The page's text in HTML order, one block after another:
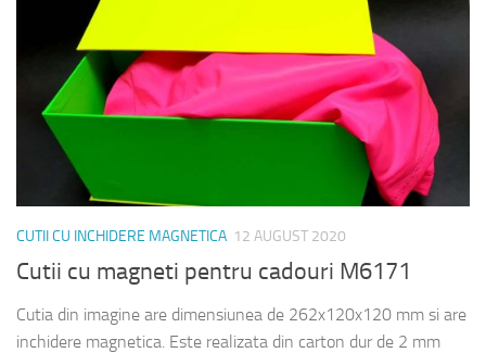
CUTII CU INCHIDERE MAGNETICA 12 AUGUST 2020
Cutii cu magneti pentru cadouri M6171
Cutia din imagine are dimensiunea de 262x120x120 mm si are
inchidere magnetica. Este realizata din carton dur de 2 mm